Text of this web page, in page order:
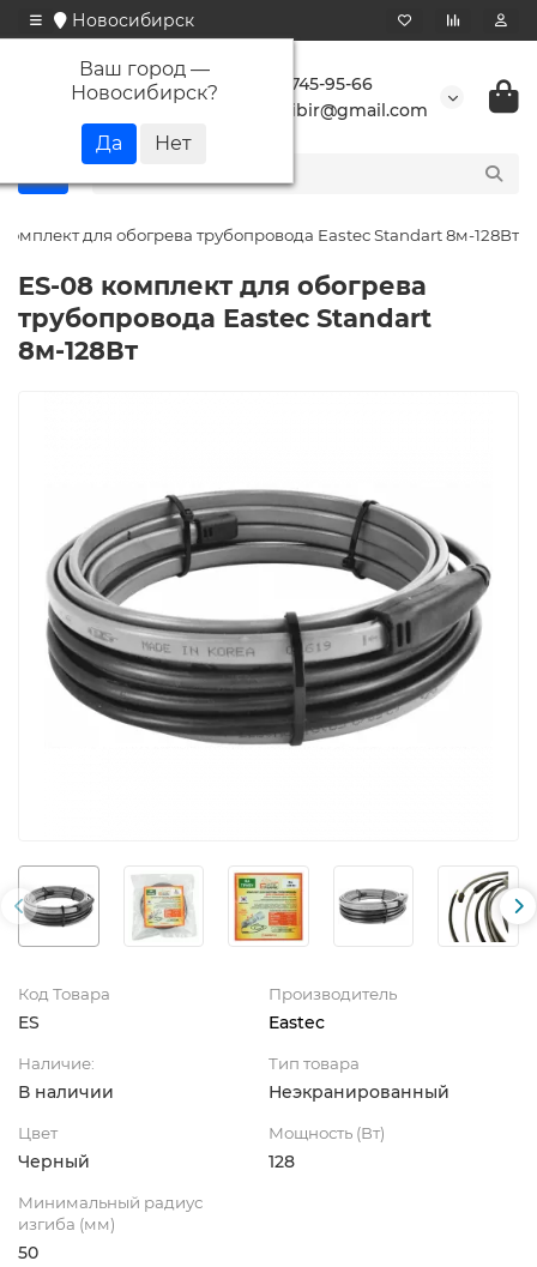
Новосибирск
Ваш город —
Новосибирск?
+7 923 745-95-66
buransibir@gmail.com
для обогрева трубопровода Eastec Standart 8м-128Вт
ES-08 комплект для обогрева
трубопровода Eastec Standart
8м-128Вт
Код Товара
ES
Производитель
Eastec
Наличие:
В наличии
Тип товара
Неэкранированный
Цвет
Черный
Мощность (Вт)
128
Минимальный радиус
изгиба (мм)
50